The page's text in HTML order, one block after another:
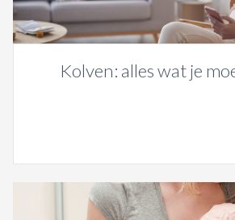
Kolven: alles wat je